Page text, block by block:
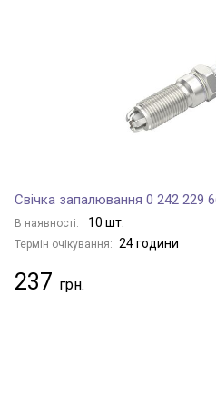
Свічка запалювання 0 242 229
В наявності: 10 шт.
Термін очікування: 24 години
237